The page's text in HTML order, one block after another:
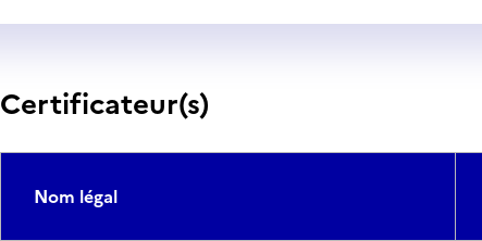
Certificateur(s)
Nom légal